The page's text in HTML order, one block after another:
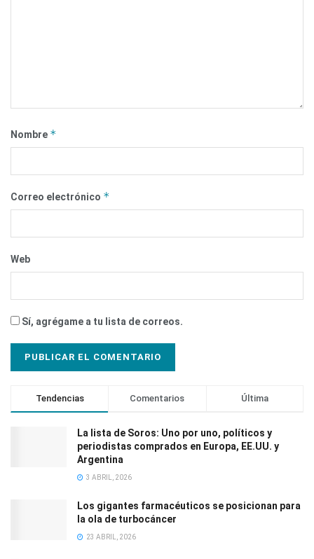
Nombre *
Correo electrónico *
Web
Sí, agrégame a tu lista de correos.
Tendencias Comentarios Última
La lista de Soros: Uno por uno, políticos y
periodistas comprados en Europa, EE.UU. y
Argentina
3 ABRIL, 2026
Los gigantes farmacéuticos se posicionan para
la ola de turbocáncer
23 ABRIL, 2026